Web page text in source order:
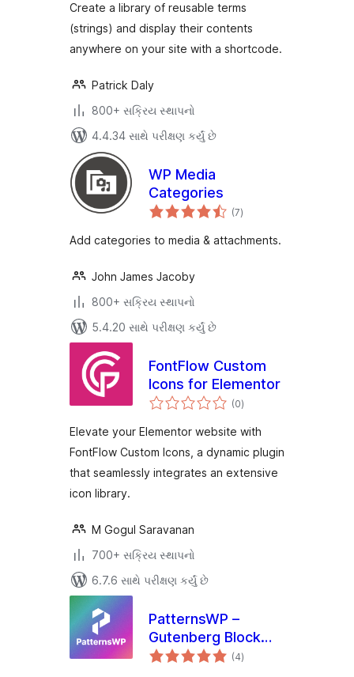
Create a library of reusable terms
(strings) and display their contents
anywhere on your site with a shortcode.
Patrick Daly
800+ સક્રિય સ્થાપનો
4.4.34 સાથે પરીક્ષણ કર્યું છે
WP Media
Categories
(7કુલ
રેટિંગ્સ
)
Add categories to media & attachments.
John James Jacoby
800+ સક્રિય સ્થાપનો
5.4.20 સાથે પરીક્ષણ કર્યું છે
FontFlow Custom
Icons for Elementor
(0કુલ
રેટિંગ્સ
)
Elevate your Elementor website with
FontFlow Custom Icons, a dynamic plugin
that seamlessly integrates an extensive
icon library.
M Gogul Saravanan
700+ સક્રિય સ્થાપનો
6.7.6 સાથે પરીક્ષણ કર્યું છે
PatternsWP –
Gutenberg Block
Patterns & Page
(4કુલ
રેટિંગ્સ
)